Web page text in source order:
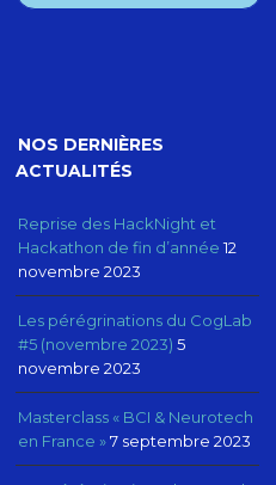
NOS DERNIÈRES
ACTUALITÉS
Reprise des HackNight et
Hackathon de fin d’année 12
novembre 2023
Les pérégrinations du CogLab
#5 (novembre 2023) 5
novembre 2023
Masterclass « BCI & Neurotech
en France » 7 septembre 2023